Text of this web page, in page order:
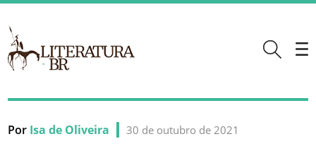
Por Isa de Oliveira 30 de outubro de 2021